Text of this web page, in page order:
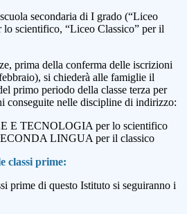
secondaria di I grado (“Liceo
scientifico, “Liceo Classico” per il
prima della conferma delle iscrizioni
si chiederà alle famiglie il
primo periodo della classe terza per
conseguite nelle discipline di indirizzo:
E TECNOLOGIA per lo scientifico
LINGUA per il classico
classi prime:
prime di questo Istituto si seguiranno i